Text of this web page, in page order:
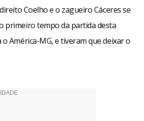
Coelho e o zagueiro Cáceres se
primeiro tempo da partida desta
América-MG, e tiveram que deixar o